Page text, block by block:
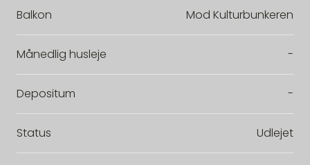
Balkon Mod Kulturbunkeren
Månedlig husleje -
Depositum -
Status Udlejet